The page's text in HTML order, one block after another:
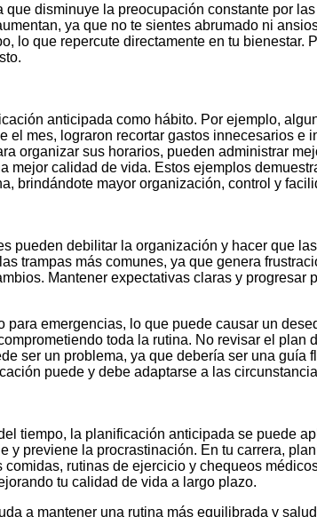
disminuye la preocupación constante por
ya que no te sientes abrumado ni
lo que repercute directamente en tu
anticipada como hábito. Por ejemplo,
mes, lograron recortar gastos innecesarios
organizar sus horarios, pueden administrar
mejor calidad de vida. Estos ejemplos
brindándote mayor organización, control y
pueden debilitar la organización y hacer que
trampas más comunes, ya que genera
Mantener expectativas claras y
emergencias, lo que puede causar un
toda la rutina. No revisar el plan
ser un problema, ya que debería ser una
puede y debe adaptarse a las
tiempo, la planificación anticipada se puede
previene la procrastinación. En tu carrera,
rutinas de ejercicio y chequeos
tu calidad de vida a largo plazo.
a mantener una rutina más equilibrada y